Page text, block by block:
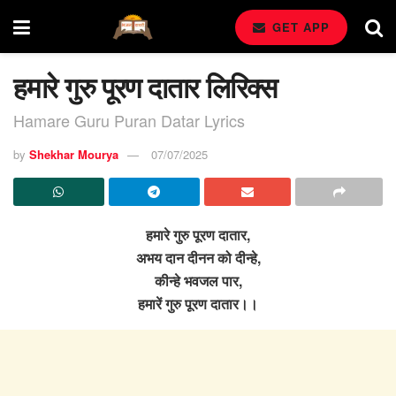
GET APP
हमारे गुरु पूरण दातार लिरिक्स
Hamare Guru Puran Datar Lyrics
by Shekhar Mourya 07/07/2025
हमारे गुरु पूरण दातार,
अभय दान दीनन को दीन्हे,
कीन्हे भवजल पार,
हमारें गुरु पूरण दातार।।